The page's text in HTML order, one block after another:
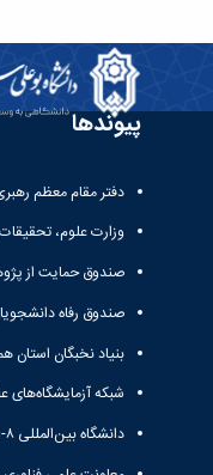
پیوندها
دفتر مقام معظم
وزارت علوم،
صندوق حمایت از
صندوق رفاه
بنیاد نخبگان استان
شبکه آزمایشگاه‌های
دانشگاه بین‌المللی D-۸